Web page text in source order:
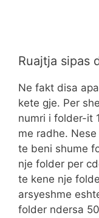
Ruajtja sipas
Ne fakt disa
kete gje. Per
numri i folder-it
me radhe.
te beni shume
nje folder per
te kene nje
arsyeshme
folder ndersa